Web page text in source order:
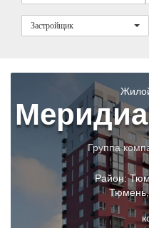
Застройщик
Группа
Район:
Тюмень